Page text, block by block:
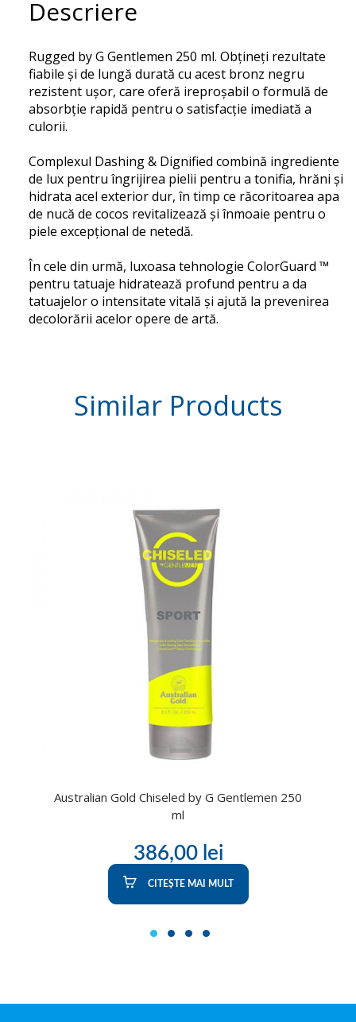
Descriere
Rugged by G Gentlemen 250 ml. Obțineți rezultate
fiabile și de lungă durată cu acest bronz negru
rezistent ușor, care oferă ireproșabil o formulă de
absorbție rapidă pentru o satisfacție imediată a
culorii.
Complexul Dashing & Dignified combină ingrediente
de lux pentru îngrijirea pielii pentru a tonifia, hrăni și
hidrata acel exterior dur, în timp ce răcoritoarea apa
de nucă de cocos revitalizează și înmoaie pentru o
piele excepțional de netedă.
În cele din urmă, luxoasa tehnologie ColorGuard ™
pentru tatuaje hidratează profund pentru a da
tatuajelor o intensitate vitală și ajută la prevenirea
decolorării acelor opere de artă.
Similar Products
Australian Gold Chiseled by G Gentlemen 250
ml
386,00 lei
CITEȘTE MAI MULT
1 2 3 4